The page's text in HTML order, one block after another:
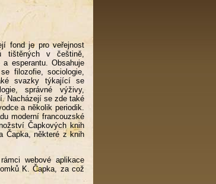
fond je pro veřejnost
tištěných v češtině,
esperantu. Obsahuje
filozofie, sociologie,
svazky týkající se
správné výživy,
Nacházejí se zde také
a několik periodik.
moderní francouzské
Čapkových knih
Čapka, některé z knih
webové aplikace
K. Čapka, za což